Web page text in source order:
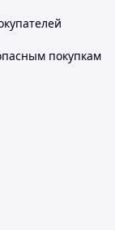
покупкам